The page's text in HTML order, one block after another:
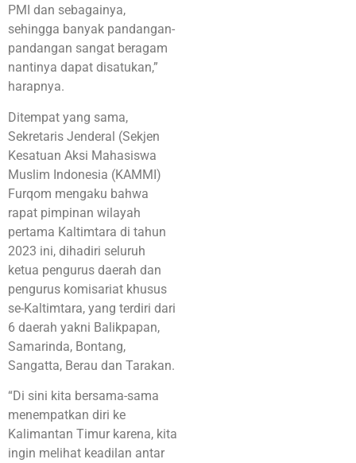
PMI dan sebagainya,
sehingga banyak pandangan-
pandangan sangat beragam
nantinya dapat disatukan,”
harapnya.
Ditempat yang sama,
Sekretaris Jenderal (Sekjen
Kesatuan Aksi Mahasiswa
Muslim Indonesia (KAMMI)
Furqom mengaku bahwa
rapat pimpinan wilayah
pertama Kaltimtara di tahun
2023 ini, dihadiri seluruh
ketua pengurus daerah dan
pengurus komisariat khusus
se-Kaltimtara, yang terdiri dari
6 daerah yakni Balikpapan,
Samarinda, Bontang,
Sangatta, Berau dan Tarakan.
“Di sini kita bersama-sama
menempatkan diri ke
Kalimantan Timur karena, kita
ingin melihat keadilan antar